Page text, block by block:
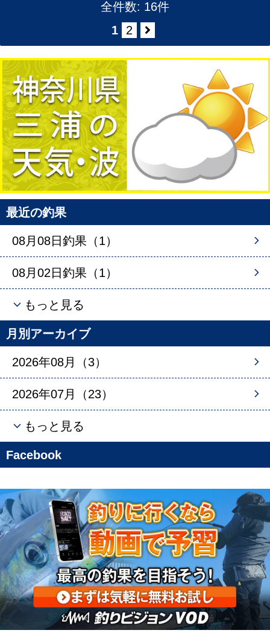
全件数: 16件
1
2
最近の釣果
08月08日釣果（1）
08月02日釣果（1）
もっと見る
月別アーカイブ
2026年08月（3）
2026年07月（23）
もっと見る
Facebook